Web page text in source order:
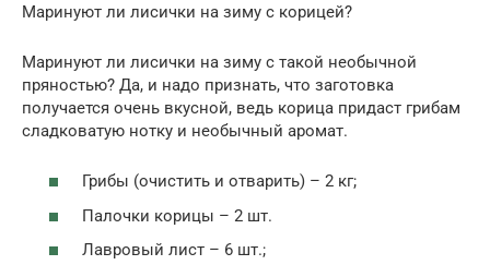
Маринуют ли лисички на зиму с корицей?
Маринуют ли лисички на зиму с такой необычной
пряностью? Да, и надо признать, что заготовка
получается очень вкусной, ведь корица придаст грибам
сладковатую нотку и необычный аромат.
Грибы (очистить и отварить) – 2 кг;
Палочки корицы – 2 шт.
Лавровый лист – 6 шт.;